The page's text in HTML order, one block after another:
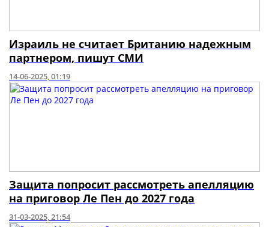
Израиль не считает Британию надежным
партнером, пишут СМИ
14-06-2025, 01:19
Защита попросит рассмотреть апелляцию
на приговор Ле Пен до 2027 года
31-03-2025, 21:54